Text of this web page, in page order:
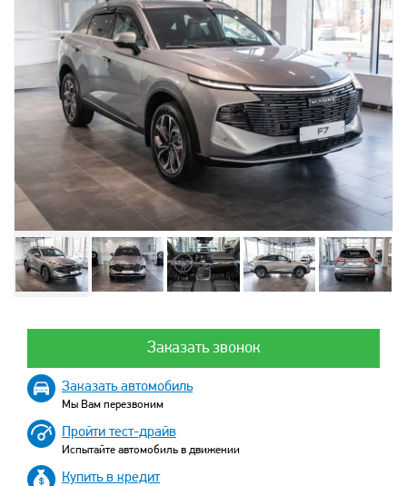
Заказать звонок
Заказать автомобиль
Мы Вам перезвоним
Пройти тест-драйв
Испытайте автомобиль в движении
Купить в кредит